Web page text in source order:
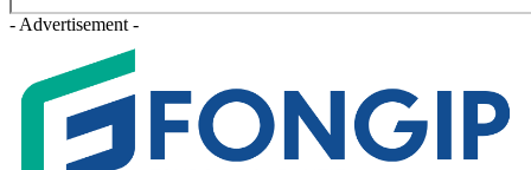
- Advertisement -